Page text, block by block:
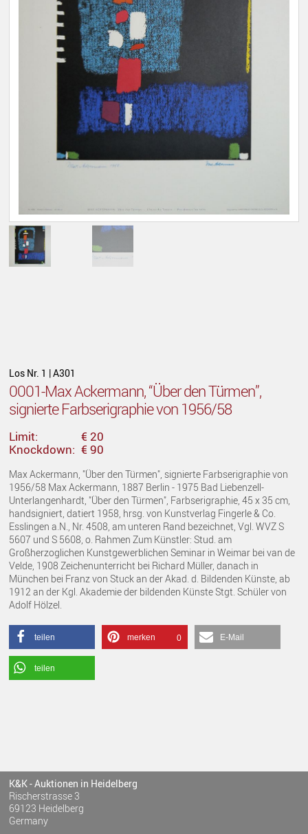
Los Nr. 1 | A301
0001-Max Ackermann, “Über den Türmen”,
signierte Farbserigraphie von 1956/58
Limit:
€ 20
Knockdown: € 90
Max Ackermann, "Über den Türmen", signierte Farbserigraphie von
1956/58 Max Ackermann, 1887 Berlin - 1975 Bad Liebenzell-
Unterlangenhardt, "Über den Türmen", Farbserigraphie, 45 x 35 cm,
handsigniert, datiert 1958, hrsg. von Kunstverlag Fingerle & Co.
Esslingen a.N., Nr. 4508, am unteren Rand bezeichnet, Vgl. WVZ S
5607 und S 5608, o. Rahmen Zum Künstler: Stud. am
Großherzoglichen Kunstgewerblichen Seminar in Weimar bei van de
Velde, 1908 Zeichenunterricht bei Richard Müller, danach in
München bei Franz von Stuck an der Akad. d. Bildenden Künste, ab
1912 an der Kgl. Akademie der bildenden Künste Stgt. Schüler von
Adolf Hölzel.
teilen merken 0 E-Mail
teilen
K&K - Auktionen in Heidelberg
Rischerstrasse 3
69123 Heidelberg
Germany